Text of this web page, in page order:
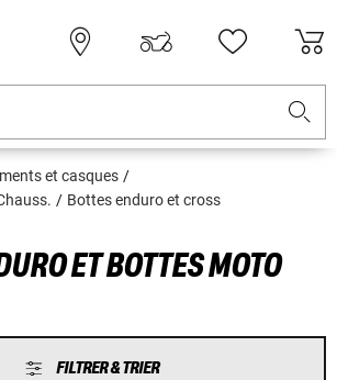
et casques
Bottes enduro et cross
ET BOTTES MOTO
FILTRER & TRIER